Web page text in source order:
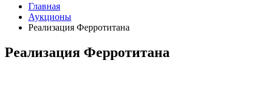
Главная
Аукционы
Реализация Ферротитана
Реализация Ферротитана